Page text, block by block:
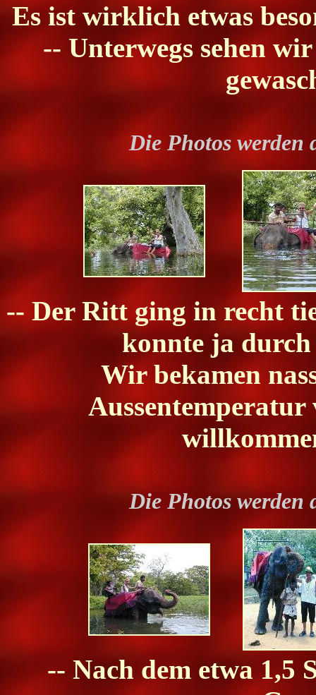
Es ist wirklich etwas
-- Unterwegs sehen
Die Photos
-- Der Ritt ging in recht
konnte ja durch
Wir bekamen
Aussentemperatur
Die Photos
-- Nach dem etwa 1,5